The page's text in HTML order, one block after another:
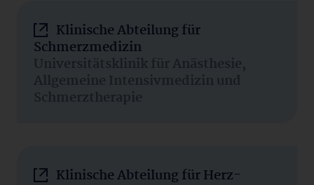
Klinische Abteilung für
Schmerzmedizin
Universitätsklinik für Anästhesie,
Allgemeine Intensivmedizin und
Schmerztherapie
Klinische Abteilung für Herz-